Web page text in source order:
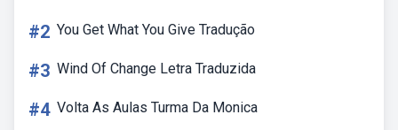
#2 You Get What You Give Tradução
#3 Wind Of Change Letra Traduzida
#4 Volta As Aulas Turma Da Monica